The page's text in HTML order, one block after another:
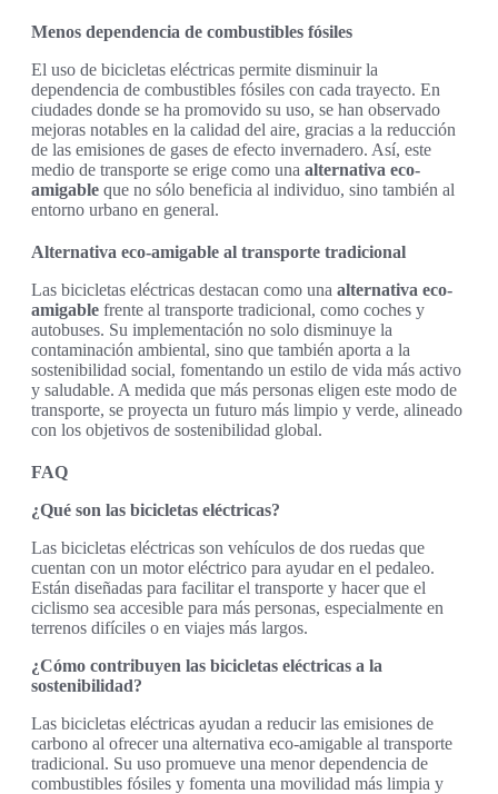
Menos dependencia de combustibles fósiles
El uso de bicicletas eléctricas permite disminuir la
dependencia de combustibles fósiles con cada trayecto. En
ciudades donde se ha promovido su uso, se han observado
mejoras notables en la calidad del aire, gracias a la reducción
de las emisiones de gases de efecto invernadero. Así, este
medio de transporte se erige como una alternativa eco-
amigable que no sólo beneficia al individuo, sino también al
entorno urbano en general.
Alternativa eco-amigable al transporte tradicional
Las bicicletas eléctricas destacan como una alternativa eco-
amigable frente al transporte tradicional, como coches y
autobuses. Su implementación no solo disminuye la
contaminación ambiental, sino que también aporta a la
sostenibilidad social, fomentando un estilo de vida más activo
y saludable. A medida que más personas eligen este modo de
transporte, se proyecta un futuro más limpio y verde, alineado
con los objetivos de sostenibilidad global.
FAQ
¿Qué son las bicicletas eléctricas?
Las bicicletas eléctricas son vehículos de dos ruedas que
cuentan con un motor eléctrico para ayudar en el pedaleo.
Están diseñadas para facilitar el transporte y hacer que el
ciclismo sea accesible para más personas, especialmente en
terrenos difíciles o en viajes más largos.
¿Cómo contribuyen las bicicletas eléctricas a la
sostenibilidad?
Las bicicletas eléctricas ayudan a reducir las emisiones de
carbono al ofrecer una alternativa eco-amigable al transporte
tradicional. Su uso promueve una menor dependencia de
combustibles fósiles y fomenta una movilidad más limpia y